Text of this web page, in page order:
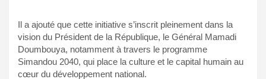
Il a ajouté que cette initiative s’inscrit pleinement dans la
vision du Président de la République, le Général Mamadi
Doumbouya, notamment à travers le programme
Simandou 2040, qui place la culture et le capital humain au
cœur du développement national.